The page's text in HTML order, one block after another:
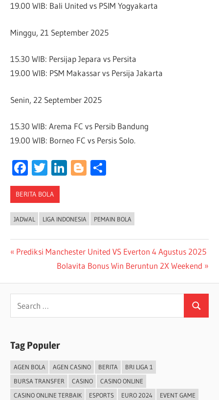
19.00 WIB: Bali United vs PSIM Yogyakarta
Minggu, 21 September 2025
15.30 WIB: Persijap Jepara vs Persita
19.00 WIB: PSM Makassar vs Persija Jakarta
Senin, 22 September 2025
15.30 WIB: Arema FC vs Persib Bandung
19.00 WIB: Borneo FC vs Persis Solo.
Facebook
Twitter
LinkedIn
Blogger
BERITA BOLA
JADWAL LIGA INDONESIA PEMAIN BOLA
Post
navigation
Previous
Prediksi Manchester United VS Everton 4 Agustus 2025
Next
Bolavita Bonus Win Beruntun 2X Weekend
Search
for:
Search
Tag Populer
AGEN BOLA AGEN CASINO BERITA
BRI LIGA 1
BURSA TRANSFER
CASINO
CASINO ONLINE
CASINO ONLINE TERBAIK
ESPORTS EURO 2024
EVENT GAME